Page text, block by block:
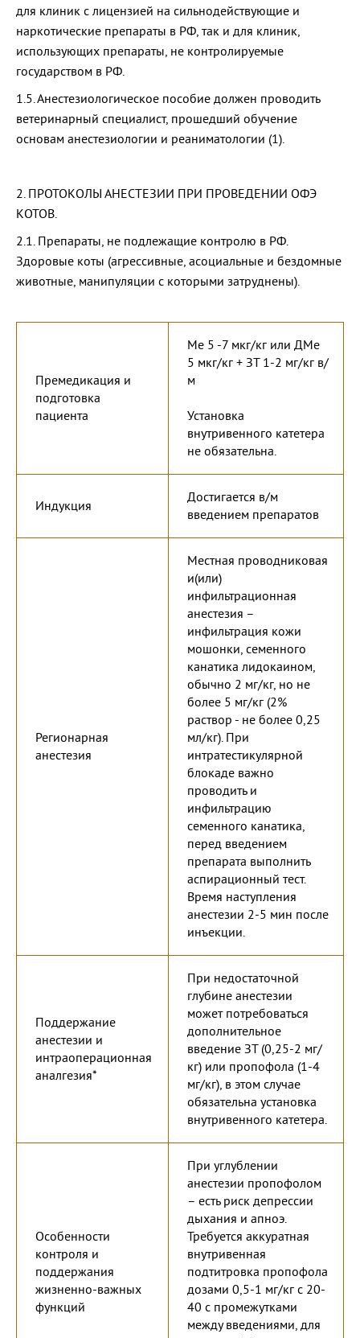
для клиник с лицензией на сильнодействующие и
наркотические препараты в РФ, так и для клиник,
использующих препараты, не контролируемые
государством в РФ.
1.5. Анестезиологическое пособие должен проводить
ветеринарный специалист, прошедший обучение
основам анестезиологии и реаниматологии (1).
2. ПРОТОКОЛЫ АНЕСТЕЗИИ ПРИ ПРОВЕДЕНИИ ОФЭ
КОТОВ.
2.1. Препараты, не подлежащие контролю в РФ.
Здоровые коты (агрессивные, асоциальные и бездомные
животные, манипуляции с которыми затруднены).
Премедикация и
подготовка
пациента
Ме 5 -7 мкг/кг или ДМе
5 мкг/кг + ЗТ 1-2 мг/кг в/
м
Установка
внутривенного катетера
не обязательна.
Индукция
Достигается в/м
введением препаратов
Регионарная
анестезия
Местная проводниковая
и(или)
инфильтрационная
анестезия –
инфильтрация кожи
мошонки, семенного
канатика лидокаином,
обычно 2 мг/кг, но не
более 5 мг/кг (2%
раствор - не более 0,25
мл/кг). При
интратестикулярной
блокаде важно
проводить и
инфильтрацию
семенного канатика,
перед введением
препарата выполнить
аспирационный тест.
Время наступления
анестезии 2-5 мин после
инъекции.
Поддержание
анестезии и
интраоперационная
аналгезия*
При недостаточной
глубине анестезии
может потребоваться
дополнительное
введение ЗТ (0,25-2 мг/
кг) или пропофола (1-4
мг/кг), в этом случае
обязательна установка
внутривенного катетера.
Особенности
контроля и
поддержания
жизненно-важных
функций
При углублении
анестезии пропофолом
– есть риск депрессии
дыхания и апноэ.
Требуется аккуратная
внутривенная
подтитровка пропофола
дозами 0,5-1 мг/кг с 20-
40 с промежутками
между введениями, для